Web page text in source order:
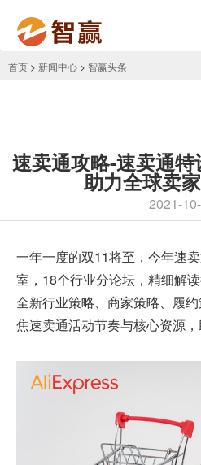
首页 > 新闻中心 > 智赢头条
速卖通攻略-速卖通
助力全球卖
2021-
一年一度的双11将至，今年速
室，18个行业分论坛，精细解
全新行业策略、商家策略、履
焦速卖通活动节奏与核心资源，